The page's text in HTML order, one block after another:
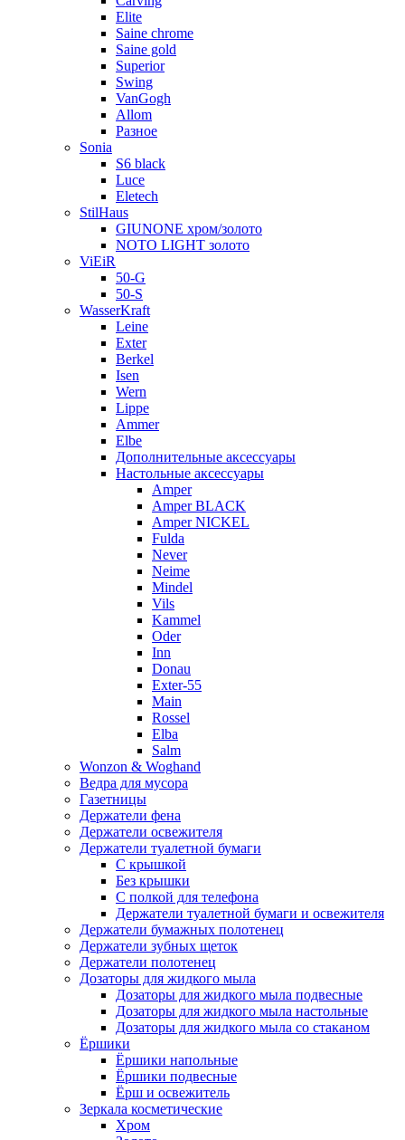
Elite
Saine chrome
Saine gold
Superior
Swing
VanGogh
Allom
Разное
Sonia
S6 black
Luce
Eletech
StilHaus
GIUNONE хром/золото
NOTO LIGHT золото
ViEiR
50-G
50-S
WasserKraft
Leine
Exter
Berkel
Isen
Wern
Lippe
Ammer
Elbe
Дополнительные аксессуары
Настольные аксессуары
Amper
Amper BLACK
Amper NICKEL
Fulda
Never
Neime
Mindel
Vils
Kammel
Oder
Inn
Donau
Exter-55
Main
Rossel
Elba
Salm
Wonzon & Woghand
Ведра для мусора
Газетницы
Держатели фена
Держатели освежителя
Держатели туалетной бумаги
С крышкой
Без крышки
С полкой для телефона
Держатели туалетной бумаги и освежителя
Держатели бумажных полотенец
Держатели зубных щеток
Держатели полотенец
Дозаторы для жидкого мыла
Дозаторы для жидкого мыла подвесные
Дозаторы для жидкого мыла настольные
Дозаторы для жидкого мыла со стаканом
Ёршики
Ёршики напольные
Ёршики подвесные
Ёрш и освежитель
Зеркала косметические
Хром